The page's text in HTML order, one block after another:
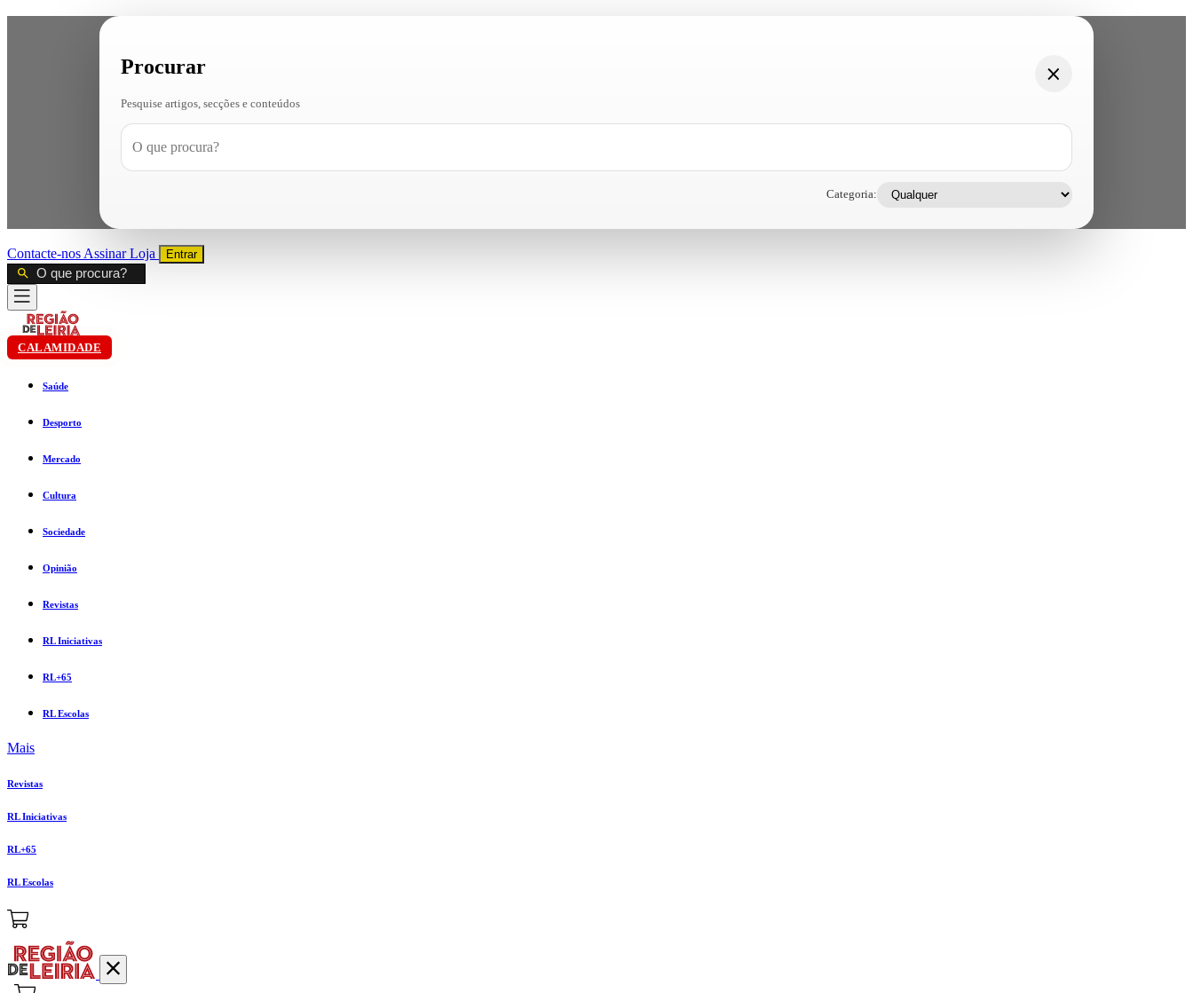
Procurar
Pesquise artigos, secções e conteúdos
Categoria:
Contacte-nos AssinarLoja Entrar
CALAMIDADE
Saúde
Desporto
Mercado
Cultura
Sociedade
Opinião
Revistas
RL Iniciativas
RL+65
RL Escolas
Mais
Revistas
RL Iniciativas
RL+65
RL Escolas